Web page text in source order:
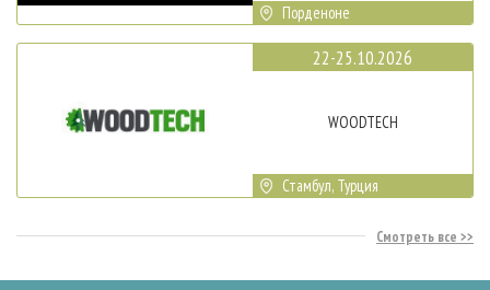
Порденоне
22-25.10.2026
WOODTECH
Стамбул, Турция
Смотреть все